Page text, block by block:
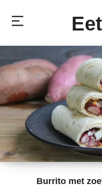
Burrito met